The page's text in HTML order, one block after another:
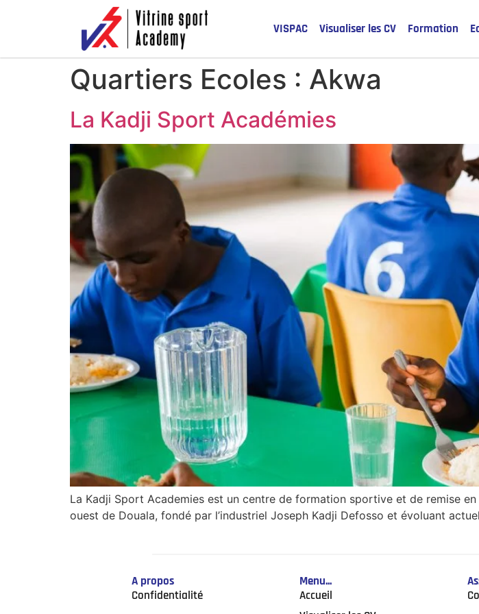
VISPAC Visualiser les CV Formation
Quartiers Ecoles : Akwa
La Kadji Sport Académies
La Kadji Sport Academies est un centre de formation sportive et de remise
ouest de Douala, fondé par l’industriel Joseph Kadji Defosso et évoluant
A propos
Confidentialité
Menu...
Accueil